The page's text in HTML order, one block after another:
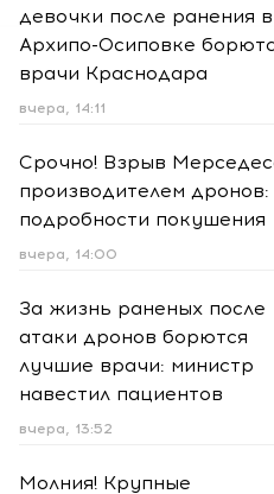
девочки после ранения в
Архипо-Осиповке
врачи Краснодара
вчера, 14:11
Срочно! Взрыв
производителем дронов:
подробности покушения
вчера, 14:00
За жизнь раненых после
атаки дронов борются
лучшие врачи: министр
навестил пациентов
вчера, 13:52
Молния! Крупные